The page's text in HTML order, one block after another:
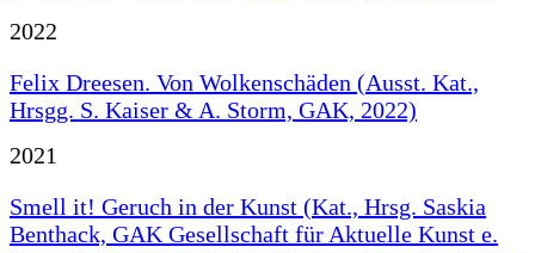
2022
Felix Dreesen. Von Wolkenschäden (Ausst. Kat.,
Hrsgg. S. Kaiser & A. Storm, GAK, 2022)
2021
Smell it! Geruch in der Kunst (Kat., Hrsg. Saskia
Benthack, GAK Gesellschaft für Aktuelle Kunst e.